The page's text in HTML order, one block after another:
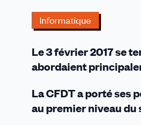
Informatique
Le 3 février 2017 se
abordaient
La CFDT a porté ses
au premier niveau du